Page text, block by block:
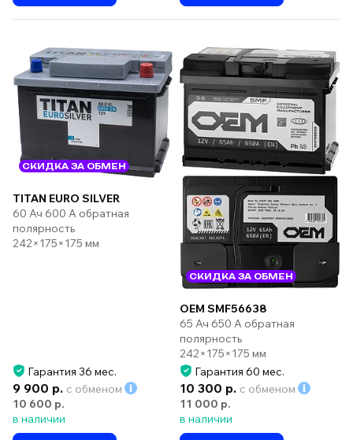
СКИДКА ЗА ОБМЕН
TITAN EURO SILVER
60 Ач 600 А обратная
полярность
242×175×175 мм
Гарантия 36 мес.
9 900 р. с обменом
10 600 р.
в наличии
СКИДКА ЗА ОБМЕН
OEM SMF56638
65 Ач 650 А обратная
полярность
242×175×175 мм
Гарантия 60 мес.
10 300 р. с обменом
11 000 р.
в наличии